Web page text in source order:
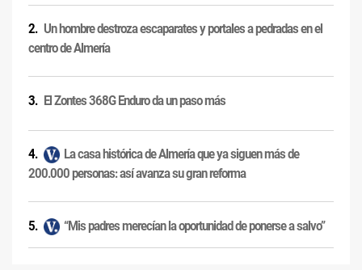
Un hombre destroza escaparates y portales a pedradas en el
centro de Almería
El Zontes 368G Enduro da un paso más
La casa histórica de Almería que ya siguen más de
200.000 personas: así avanza su gran reforma
“Mis padres merecían la oportunidad de ponerse a salvo”